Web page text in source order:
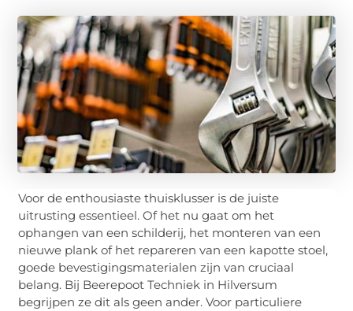
Voor de enthousiaste thuisklusser is de juiste
uitrusting essentieel. Of het nu gaat om het
ophangen van een schilderij, het monteren van een
nieuwe plank of het repareren van een kapotte stoel,
goede bevestigingsmaterialen zijn van cruciaal
belang. Bij Beerepoot Techniek in Hilversum
begrijpen ze dit als geen ander. Voor particuliere